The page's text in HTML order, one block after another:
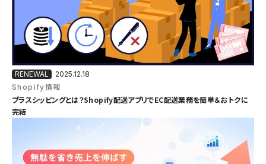
2025.12.18
Shopify情報
プラスシッピングとは？Shopify配送アプリでEC配送業務を簡単＆おトクに
完結